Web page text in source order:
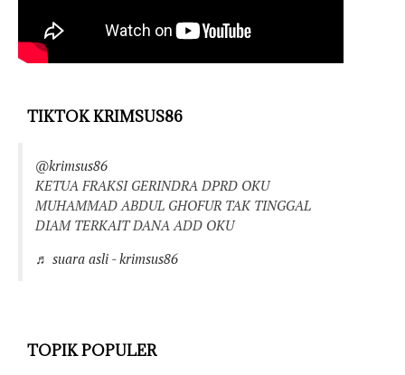
TIKTOK KRIMSUS86
@krimsus86
KETUA FRAKSI GERINDRA DPRD OKU
MUHAMMAD ABDUL GHOFUR TAK TINGGAL
DIAM TERKAIT DANA ADD OKU
♬ suara asli - krimsus86
TOPIK POPULER